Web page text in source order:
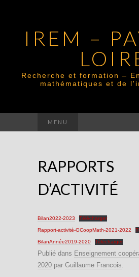
IREM –
Recherche et formation –
mathématiques et de
MENU
RAPPORTS
D’ACTIVITÉ
Bilan2022-2023 Télécharger
Rapport-activité-GCoopMath-2021-2022
BilanAnnée2019-2020 Télécharger
Publié dans Enseignement
2020 par Guillaume Francois.